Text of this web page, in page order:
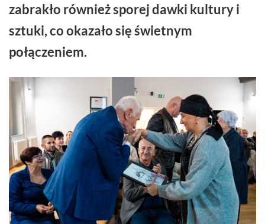
zabrakło również sporej dawki kultury i
sztuki, co okazało się świetnym
połączeniem.